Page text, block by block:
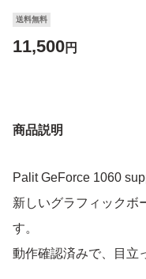
送料無料
11,500円
商品説明
Palit GeForce 1060
新しいグラフィックボ
す。
動作確認済みで、目立